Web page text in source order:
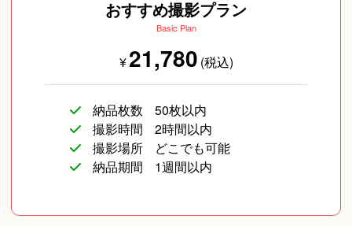
おすすめ撮影プラン
Basic Plan
¥21,780 (税込)
納品枚数
50枚以内
撮影時間
2時間以内
撮影場所
どこでも可能
納品期間
1週間以内